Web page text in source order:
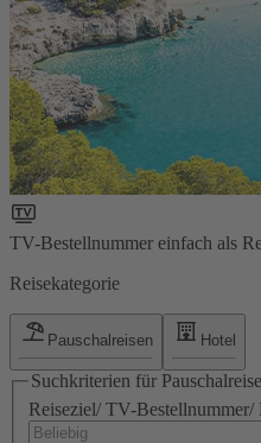
TV-Bestellnummer einfach als
Reisekategorie
Pauschalreisen Hotel
Suchkriterien für
Reiseziel/ TV-Bestellnummer/